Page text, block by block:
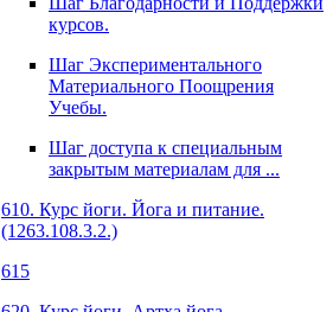
курсов.
Шаг Экспериментального
Материального Поощрения
Учебы.
Шаг доступа к специальным
закрытым материалам для ...
610. Курс йоги. Йога и питание.
(1263.108.3.2.)
615